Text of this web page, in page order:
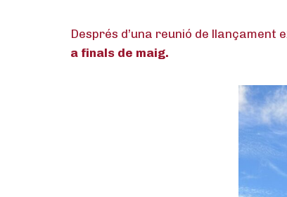
Després d’una reunió de
a finals de maig.